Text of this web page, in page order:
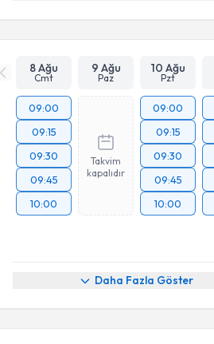
8 Ağu
Cmt
9 Ağu
Paz
10 Ağu
Pzt
09:00
09:15
09:30
09:45
10:00
Takvim
kapalıdır
09:00
09:15
09:30
09:45
10:00
Daha Fazla Göster